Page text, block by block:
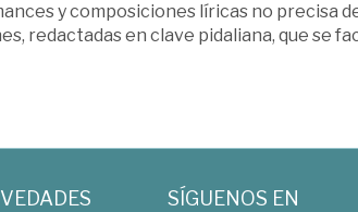
y composiciones líricas no precisa
redactadas en clave pidaliana, que se
SÍGUENOS EN